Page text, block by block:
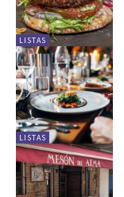
LISTAS
LISTAS